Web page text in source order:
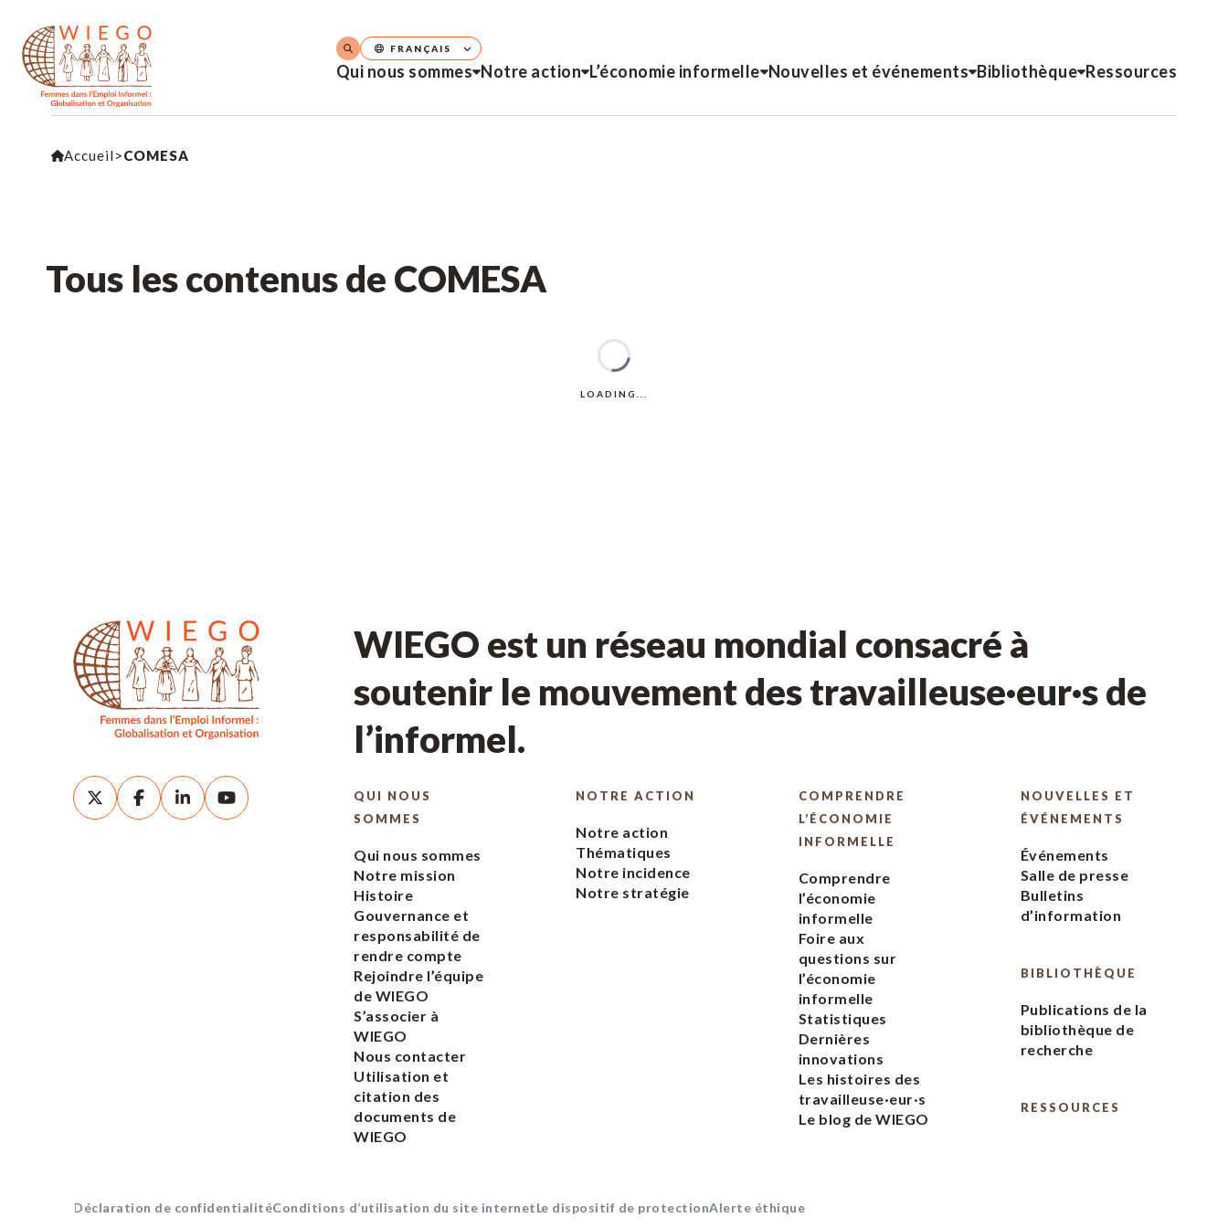
Qui nous sommes Notre action L’économie informelle Nouvelles et événements Bibliothèque Ressources
FRANÇAIS
Accueil >COMESA
Tous les contenus de COMESA
WIEGO est un réseau mondial consacré à
soutenir le mouvement des travailleuse·eur·s de
l’informel.
QUI NOUS
SOMMES
Qui nous sommes
Notre mission
Histoire
Gouvernance et
responsabilité de
rendre compte
Rejoindre l’équipe
de WIEGO
S’associer à
WIEGO
Nous contacter
Utilisation et
citation des
documents de
WIEGO
NOTRE ACTION
Notre action
Thématiques
Notre incidence
Notre stratégie
COMPRENDRE
L’ÉCONOMIE
INFORMELLE
Comprendre
l’économie
informelle
Foire aux
questions sur
l’économie
informelle
Statistiques
Dernières
innovations
Les histoires des
travailleuse·eur·s
Le blog de WIEGO
NOUVELLES ET
ÉVÉNEMENTS
Événements
Salle de presse
Bulletins
d’information
BIBLIOTHÈQUE
Publications de la
bibliothèque de
recherche
RESSOURCES
Déclaration de confidentialitéConditions d’utilisation du site internetLe dispositif de protectionAlerte éthique